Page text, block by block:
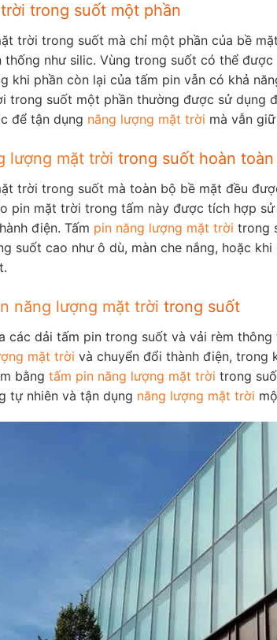
trong suốt một phần
trời trong suốt mà chỉ một phần của bề
như silic. Vùng trong suốt có thể
khi phần còn lại của tấm pin vẫn có khả
trong suốt một phần thường được sử dụng
để tận dụng năng lượng mặt trời mà vẫn
lượng mặt trời trong suốt hoàn toàn
trời trong suốt mà toàn bộ bề mặt đều
pin mặt trời trong tấm này được tích hợp
điện. Tấm pin năng lượng mặt trời trong
suốt cao như ô dù, màn che nắng, hoặc
năng lượng mặt trời trong suốt
các dải tấm pin trong suốt và vải rèm
mặt trời và chuyển đổi thành điện, trong
bằng tấm pin năng lượng mặt trời trong
tự nhiên và tận dụng năng lượng mặt trời